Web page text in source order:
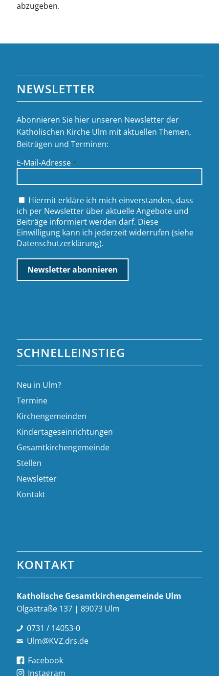
abzugeben.
NEWSLETTER
Abonnieren Sie hier unseren Newsletter der
Katholischen Kirche Ulm mit aktuellen Themen,
Beiträgen und Terminen:
E-Mail-Adresse *
Hiermit erkläre ich mich einverstanden, dass
ich per Newsletter über aktuelle Angebote und
Beiträge informiert werden darf. Diese
Einwilligung kann ich jederzeit widerrufen (siehe
Datenschutzerklärung).
SCHNELLEINSTIEG
Neu in Ulm?
Termine
Kirchengemeinden
Kindertageseinrichtungen
Gesamtkirchengemeinde
Stellen
Newsletter
Kontakt
KONTAKT
Katholische Gesamt­kirchen­gemeinde Ulm
Olgastraße 137 | 89073 Ulm
0731 / 14053-0
Ulm@KVZ.drs.de
Facebook
Instagram